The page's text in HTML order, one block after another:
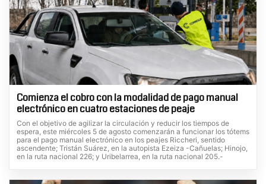
Comienza el cobro con la modalidad de pago manual
electrónico en cuatro estaciones de peaje
Con el objetivo de agilizar la circulación y reducir los tiempos de
espera, este miércoles 5 de agosto comenzarán a funcionar los tótems
para el pago manual electrónico en los peajes Riccheri, sentido
ascendente; Tristán Suárez, en la autopista Ezeiza -Cañuelas; Hinojo,
en la ruta nacional 226; y Uribelarrea, en la ruta nacional 205.-